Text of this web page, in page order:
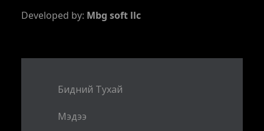
Developed by: Mbg soft llc
Бидний Тухай
Мэдээ